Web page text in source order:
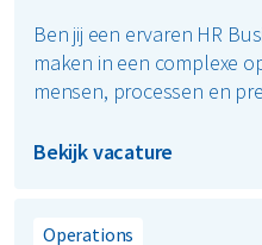
Ben jij een ervaren HR
maken in een complexe
mensen, processen en
Bekijk vacature
Operations